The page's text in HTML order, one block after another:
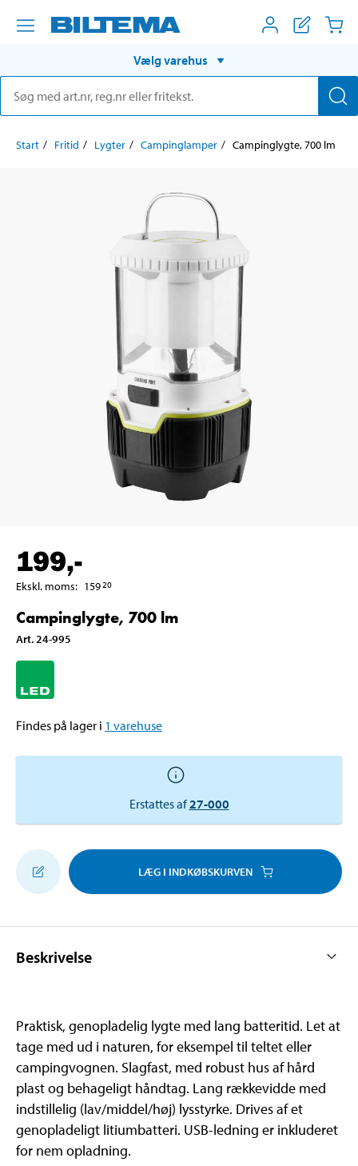
Vælg varehus
Start Fritid Lygter Campinglamper Campinglygte, 700 lm
199,-
Ekskl. moms: 15920
Campinglygte, 700 lm
Art. 24-995
Findes på lager i 1 varehuse
Erstattes af27-000
LÆG I INDKØBSKURVEN
Beskrivelse
Praktisk, genopladelig lygte med lang batteritid. Let at
tage med ud i naturen, for eksempel til teltet eller
campingvognen. Slagfast, med robust hus af hård
plast og behageligt håndtag. Lang rækkevidde med
indstillelig (lav/middel/høj) lysstyrke. Drives af et
genopladeligt litiumbatteri. USB-ledning er inkluderet
for nem opladning.